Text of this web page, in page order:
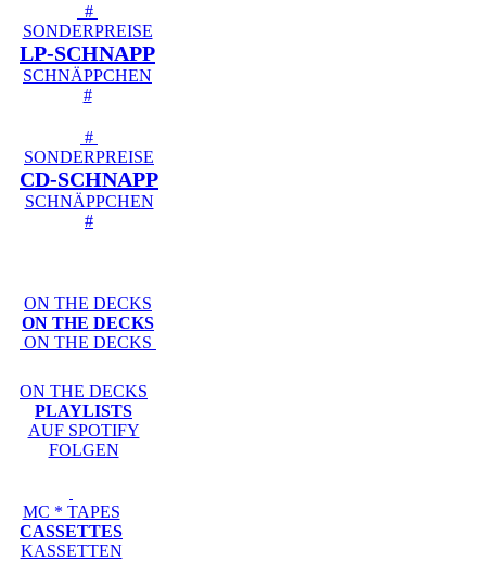
#
SONDERPREISE
LP-SCHNAPP
SCHNÄPPCHEN
#
#
SONDERPREISE
CD-SCHNAPP
SCHNÄPPCHEN
#
ON THE DECKS
ON THE DECKS
ON THE DECKS
ON THE DECKS
PLAYLISTS
AUF SPOTIFY
FOLGEN
MC * TAPES
CASSETTES
KASSETTEN